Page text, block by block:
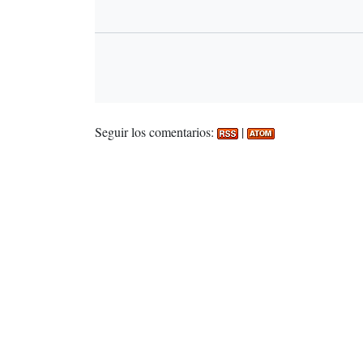
Seguir los comentarios: |